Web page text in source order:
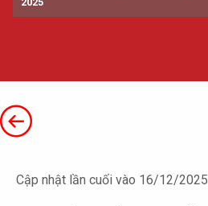
Cập nhật lần cuối vào 16/12/2025